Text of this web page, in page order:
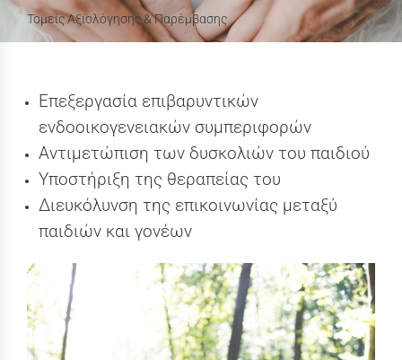
Τομείς Αξιολόγησης & Παρέμβασης
Επεξεργασία επιβαρυντικών
ενδοοικογενειακών συμπεριφορών
Αντιμετώπιση των δυσκολιών του παιδιού
Υποστήριξη της θεραπείας του
Διευκόλυνση της επικοινωνίας μεταξύ
παιδιών και γονέων